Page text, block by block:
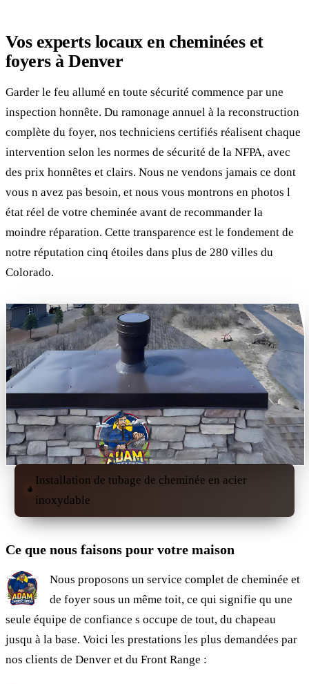
Vos experts locaux en cheminées et
foyers à Denver
Garder le feu allumé en toute sécurité commence par une
inspection honnête. Du ramonage annuel à la reconstruction
complète du foyer, nos techniciens certifiés réalisent chaque
intervention selon les normes de sécurité de la NFPA, avec
des prix honnêtes et clairs. Nous ne vendons jamais ce dont
vous n avez pas besoin, et nous vous montrons en photos l
état réel de votre cheminée avant de recommander la
moindre réparation. Cette transparence est le fondement de
notre réputation cinq étoiles dans plus de 280 villes du
Colorado.
Installation de tubage de cheminée en acier
inoxydable
Ce que nous faisons pour votre maison
Nous proposons un service complet de cheminée et
de foyer sous un même toit, ce qui signifie qu une
seule équipe de confiance s occupe de tout, du chapeau
jusqu à la base. Voici les prestations les plus demandées par
nos clients de Denver et du Front Range :